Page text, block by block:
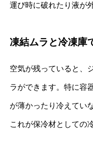
運び時に破れたり液が
凍結ムラと冷凍庫
空気が残っていると、
ラができます。特に容
が薄かったり冷えてい
これが保冷材としての